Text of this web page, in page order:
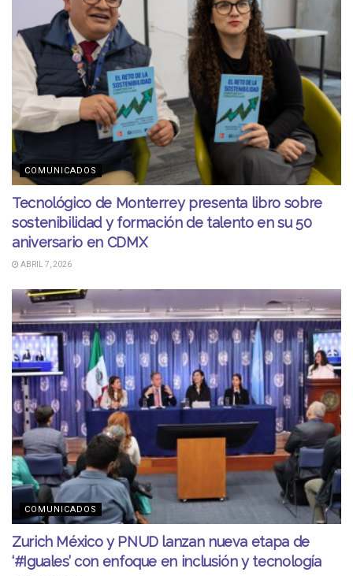
COMUNICADOS
Tecnológico de Monterrey presenta libro sobre
sostenibilidad y formación de talento en su 50
aniversario en CDMX
ABRIL 7, 2026
COMUNICADOS
Zurich México y PNUD lanzan nueva etapa de
‘#Iguales’ con enfoque en inclusión y tecnología